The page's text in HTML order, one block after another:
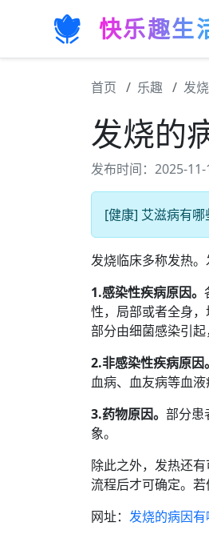
快乐趣生
首页 乐趣 发
发烧的
发布时间：2025-
[健康] 艾滋病有
发烧临床多称发热
1.感染性疾病原因。
性，局部或者全身
部分由细菌感染引起
2.非感染性疾病原因。
血病、血友病等血
3.药物原因。 部分患
象。
除此之外，发热还
流程后才可确定。
网址： 发烧的病因